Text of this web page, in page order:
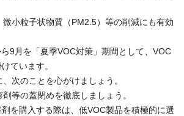
微小粒子状物質（PM2.5）等の削減にも有効
9月を「夏季VOC対策」期間として、VOC
ています。
次のことを心がけましょう。
等の蓋閉めを徹底しましょう。
剤を購入する際は、低VOC製品を積極的に選